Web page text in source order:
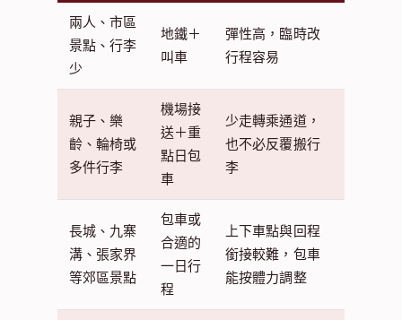
兩人、市區
景點、行李
少
地鐵＋
叫車
彈性高，臨時改
行程容易
親子、樂
齡、輪椅或
多件行李
機場接
送＋重
點日包
車
少走轉乘通道，
也不必反覆搬行
李
長城、九寨
溝、張家界
等郊區景點
包車或
合適的
一日行
程
上下車點與回程
銜接較難，包車
能按體力調整